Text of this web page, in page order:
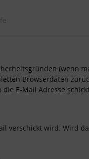
(wenn
Browserdaten
E-Mail Adresse
verschickt wird. Wird